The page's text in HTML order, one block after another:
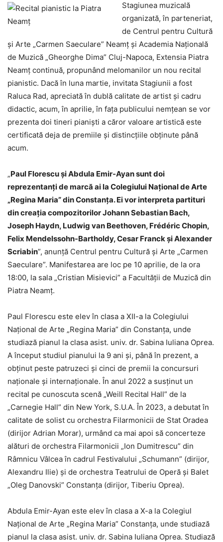
Stagiunea muzicală
organizată, în parteneriat,
de Centrul pentru Cultură
și Arte „Carmen Saeculare” Neamț și Academia Națională
de Muzică „Gheorghe Dima” Cluj-Napoca, Extensia Piatra
Neamț continuă, propunând melomanilor un nou recital
pianistic. Dacă în luna martie, invitata Stagiunii a fost
Raluca Rad, apreciată în dublă calitate de artist și cadru
didactic, acum, în aprilie, în fața publicului nemțean se vor
prezenta doi tineri pianiști a căror valoare artistică este
certificată deja de premiile și distincțiile obținute până
acum.
„Paul Florescu și Abdula Emir-Ayan sunt doi
reprezentanți de marcă ai la Colegiului Național de Arte
„Regina Maria” din Constanța. Ei vor interpreta partituri
din creația compozitorilor Johann Sebastian Bach,
Joseph Haydn, Ludwig van Beethoven, Frédéric Chopin,
Felix Mendelssohn-Bartholdy, Cesar Franck și Alexander
Scriabin”, anunță Centrul pentru Cultură și Arte „Carmen
Saeculare”. Manifestarea are loc pe 10 aprilie, de la ora
18:00, la sala „Cristian Misievici” a Facultății de Muzică din
Piatra Neamț.
Paul Florescu este elev în clasa a XII-a la Colegiului
Național de Arte „Regina Maria” din Constanța, unde
studiază pianul la clasa asist. univ. dr. Sabina Iuliana Oprea.
A început studiul pianului la 9 ani și, până în prezent, a
obținut peste patruzeci și cinci de premii la concursuri
naționale și internaționale. În anul 2022 a susținut un
recital pe cunoscuta scenă „Weill Recital Hall” de la
„Carnegie Hall” din New York, S.U.A. În 2023, a debutat în
calitate de solist cu orchestra Filarmonicii de Stat Oradea
(dirijor Adrian Morar), urmând ca mai apoi să concerteze
alături de orchestra Filarmonicii „Ion Dumitrescu” din
Râmnicu Vâlcea în cadrul Festivalului „Schumann” (dirijor,
Alexandru Ilie) și de orchestra Teatrului de Operă și Balet
„Oleg Danovski” Constanța (dirijor, Tiberiu Oprea).
Abdula Emir-Ayan este elev în clasa a X-a la Colegiul
Național de Arte „Regina Maria” Constanța, unde studiază
pianul la clasa asist. univ. dr. Sabina Iuliana Oprea. Studiază